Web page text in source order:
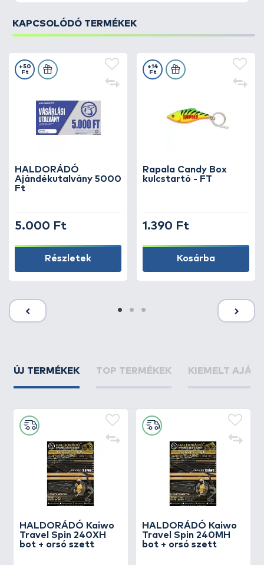
KAPCSOLÓDÓ TERMÉKEK
HALDORÁDÓ
Ajándékutalvány 5000
Ft
+50
Ft
5.000 Ft
Részletek
Rapala Candy Box
kulcstartó - FT
+14
Ft
1.390 Ft
Kosárba
ÚJ TERMÉKEK TOP TERMÉKEK KIEMELT
HALDORÁDÓ Kaiwo
Travel Spin 240XH
bot + orsó szett
HALDORÁDÓ Kaiwo
Travel Spin 240MH
bot + orsó szett